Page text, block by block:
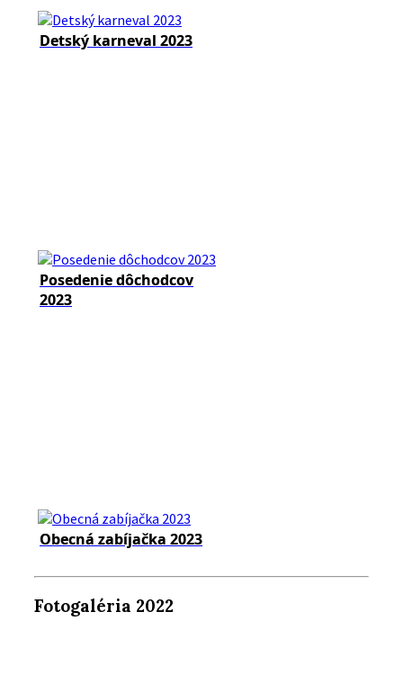
Detský karneval 2023
Posedenie dôchodcov
2023
Obecná zabíjačka 2023
Fotogaléria 2022